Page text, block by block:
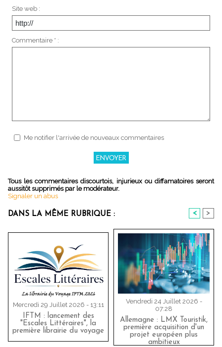
Site web :
Commentaire * :
Me notifier l'arrivée de nouveaux commentaires
Tous les commentaires discourtois, injurieux ou diffamatoires seront
aussitôt supprimés par le modérateur.
Signaler un abus
DANS LA MÊME RUBRIQUE : < >
Mercredi 29 Juillet 2026 - 13:11
IFTM : lancement des
"Escales Littéraires", la
première librairie du voyage
Vendredi 24 Juillet 2026 -
07:28
Allemagne : LMX Touristik,
première acquisition d'un
projet européen plus
ambitieux